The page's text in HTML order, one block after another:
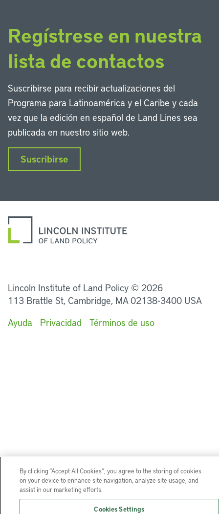
Regístrese en nuestra
lista de contactos
Suscribirse para recibir actualizaciones del
Programa para Latinoamérica y el Caribe y cada
vez que la edición en español de Land Lines sea
publicada en nuestro sitio web.
Suscribirse
Lincoln Institute of Land Policy © 2026
113 Brattle St, Cambridge, MA 02138-3400 USA
Ayuda
Privacidad Términos de uso
By clicking “Accept All Cookies”, you agree to the storing of cookies
on your device to enhance site navigation, analyze site usage, and
assist in our marketing efforts.
Cookies Settings